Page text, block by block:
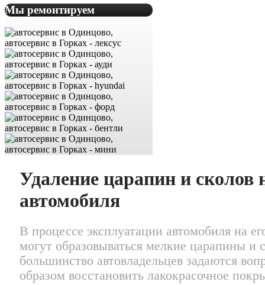
Мы ремонтируем
Удаление царапин и сколов
автомобиля
В процессе эксплуатации автомобиля на
могут образовываться мелкие царапины и
большинство автовладельцев задаются
образом восстановить лакокрасочное